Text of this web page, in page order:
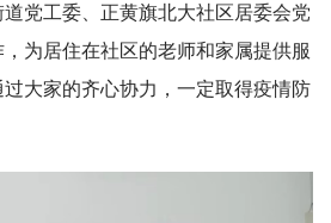
党工委、正黄旗北大社区居委会党
为居住在社区的老师和家属提供服
大家的齐心协力，一定取得疫情防